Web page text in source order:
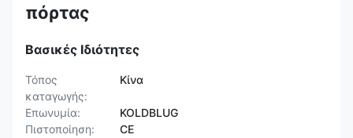
πόρτας
Βασικές Ιδιότητες
Τόπος
καταγωγής:
Κίνα
Επωνυμία:
KOLDBLUG
Πιστοποίηση:
CE